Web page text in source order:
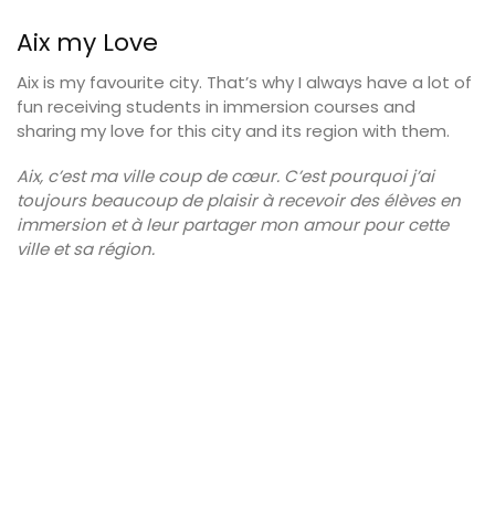
Aix my Love
Aix is my favourite city. That’s why I always have a lot of
fun receiving students in immersion courses and
sharing my love for this city and its region with them.
Aix, c’est ma ville coup de cœur. C’est pourquoi j’ai
toujours beaucoup de plaisir à recevoir des élèves en
immersion et à leur partager mon amour pour cette
ville et sa région.